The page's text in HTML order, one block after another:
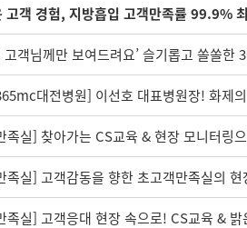
고객 경험, 지방흡입 고객만족률 99.9%
고객님께만 보여드려요’ 슬기롭고 쏠쏠한
대전병원] 이선호 대표병원장! 화제
족실] 찾아가는 CS교육 & 현장 모니터링
족실] 고객감동을 향한 초고객만족실의
족실] 고객응대 현장 속으로! CS교육 & 밝